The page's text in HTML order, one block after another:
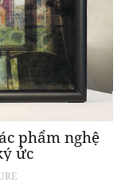
phẩm nghệ
ức